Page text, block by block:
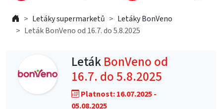
Letáky supermarketů
Letáky BonVeno
Leták BonVeno od 16.7. do 5.8.2025
LetákBonVeno od
16.7. do 5.8.2025
Platnost: 16.07.2025 -
05.08.2025